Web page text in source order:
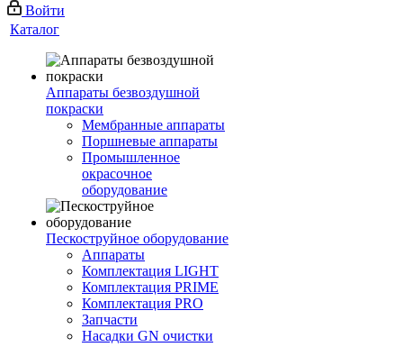
Войти
Каталог
Аппараты безвоздушной
покраски
Мембранные аппараты
Поршневые аппараты
Промышленное
окрасочное
оборудование
Пескоструйное оборудование
Аппараты
Комплектация LIGHT
Комплектация PRIME
Комплектация PRO
Запчасти
Насадки GN очистки